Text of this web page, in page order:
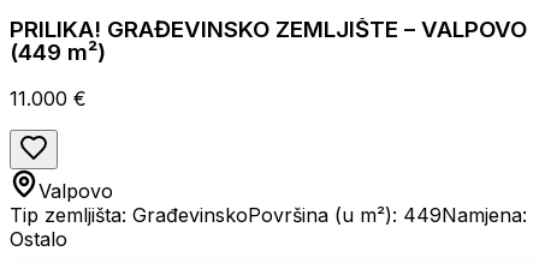
PRILIKA! GRAĐEVINSKO ZEMLJIŠTE – VALPOVO
(449 m²)
11.000 €
Valpovo
Tip zemljišta: GrađevinskoPovršina (u m²): 449Namjena:
Ostalo